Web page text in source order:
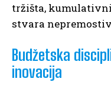
tržišta,
stvara
Budžetska
inovacija